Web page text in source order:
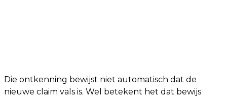
Die ontkenning bewijst niet automatisch dat de
nieuwe claim vals is. Wel betekent het dat bewijs